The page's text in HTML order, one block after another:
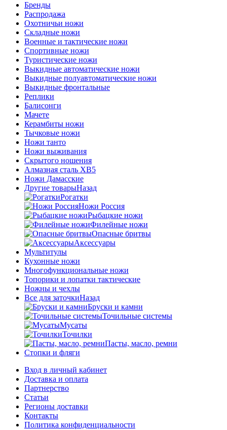
Бренды
Распродажа
Охотничьи ножи
Складные ножи
Военные и тактические ножи
Спортивные ножи
Туристические ножи
Выкидные автоматические ножи
Выкидные полуавтоматические ножи
Выкидные фронтальные
Реплики
Балисонги
Мачете
Керамбиты ножи
Тычковые ножи
Ножи танто
Ножи выживания
Скрытого ношения
Алмазная сталь ХВ5
Ножи Дамасские
Другие товарыНазад
Рогатки
Ножи Россия
Рыбацкие ножи
Филейные ножи
Опасные бритвы
Аксессуары
Мультитулы
Кухонные ножи
Многофункциональные ножи
Топорики и лопатки тактические
Ножны и чехлы
Все для заточкиНазад
Бруски и камни
Точильные системы
Мусаты
Точилки
Пасты, масло, ремни
Стопки и фляги
Вход в личный кабинет
Доставка и оплата
Партнерство
Статьи
Регионы доставки
Контакты
Политика конфиденциальности